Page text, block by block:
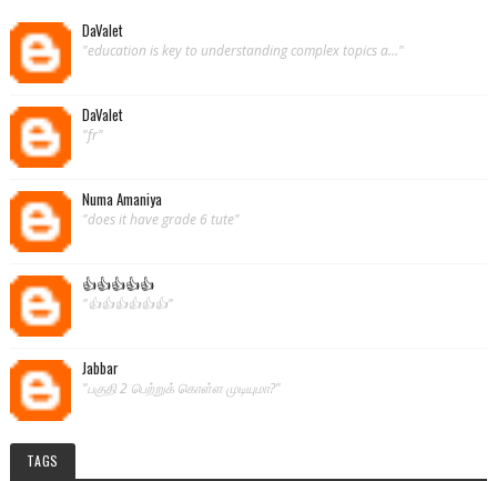
DaValet
"education is key to understanding complex topics a..."
DaValet
"fr"
Numa Amaniya
"does it have grade 6 tute"
👍👍👍👍👍
"👍👍👍👍👍👍"
Jabbar
"பகுதி 2 பெற்றுக் கொள்ள முடியுமா?"
TAGS